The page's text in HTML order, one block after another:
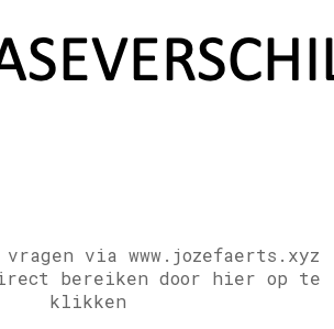
via www.jozefaerts.xyz
bereiken door hier op te
klikken